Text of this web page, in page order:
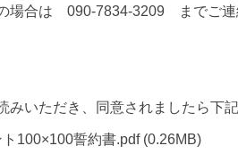
場合は 090-7834-3209 までご
みいただき、同意されましたら下
100×100誓約書.pdf (0.26MB)